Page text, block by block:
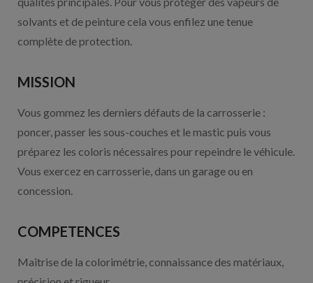
solvants et de peinture cela vous enfilez une tenue
complète de protection.
MISSION
Vous gommez les derniers défauts de la carrosserie :
poncer, passer les sous-couches et le mastic puis vous
préparez les coloris nécessaires pour repeindre le véhicule.
Vous exercez en carrosserie, dans un garage ou en
concession.
COMPETENCES
Maîtrise de la colorimétrie, connaissance des matériaux,